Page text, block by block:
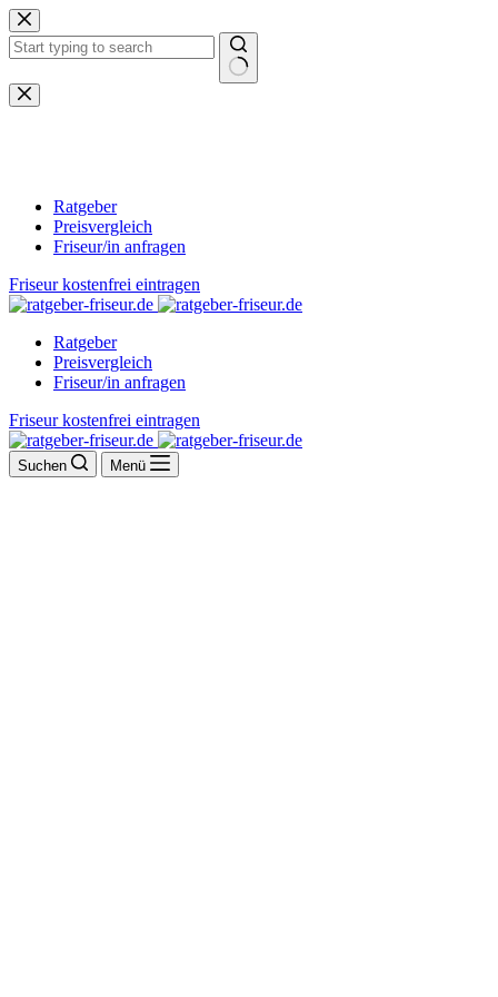
Zum
Inhalt
springen
Keine
Ergebnisse
Ratgeber
Preisvergleich
Friseur/in anfragen
Friseur kostenfrei eintragen
Ratgeber
Preisvergleich
Friseur/in anfragen
Friseur kostenfrei eintragen
Suchen Menü